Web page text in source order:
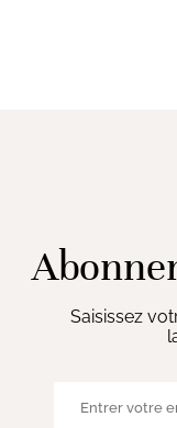
Saisissez